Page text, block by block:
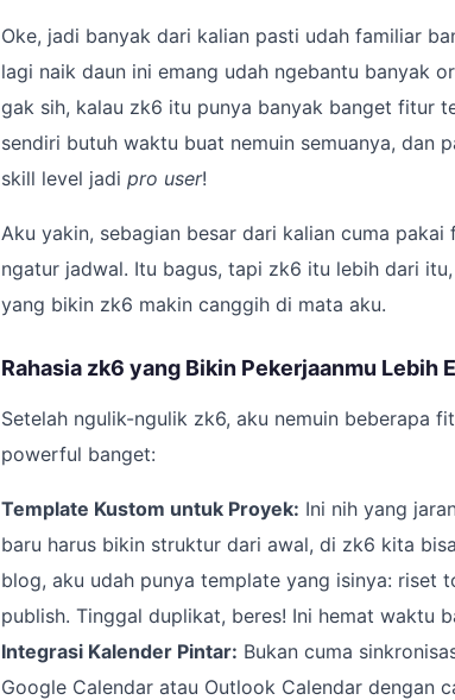
Oke, jadi banyak dari kalian pasti udah familiar
lagi naik daun ini emang udah ngebantu banyak
gak sih, kalau zk6 itu punya banyak banget fitur
sendiri butuh waktu buat nemuin semuanya, dan
skill level jadi pro user!
Aku yakin, sebagian besar dari kalian cuma
ngatur jadwal. Itu bagus, tapi zk6 itu lebih dari
yang bikin zk6 makin canggih di mata aku.
Rahasia zk6 yang Bikin Pekerjaanmu Lebih
Setelah ngulik-ngulik zk6, aku nemuin beberapa
powerful banget:
Template Kustom untuk Proyek: Ini nih yang
baru harus bikin struktur dari awal, di zk6 kita
blog, aku udah punya template yang isinya: riset
publish. Tinggal duplikat, beres! Ini hemat waktu
Integrasi Kalender Pintar: Bukan cuma
Google Calendar atau Outlook Calendar dengan